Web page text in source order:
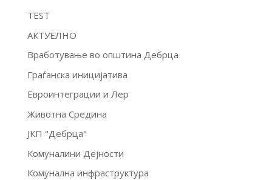
TEST
АКТУЕЛНО
Вработување во општина Дебрца
Граѓанска иницијатива
Евроинтеграции и Лер
Животна Средина
ЈКП "Дебрца"
Комуналини Дејности
Комунална инфраструктура